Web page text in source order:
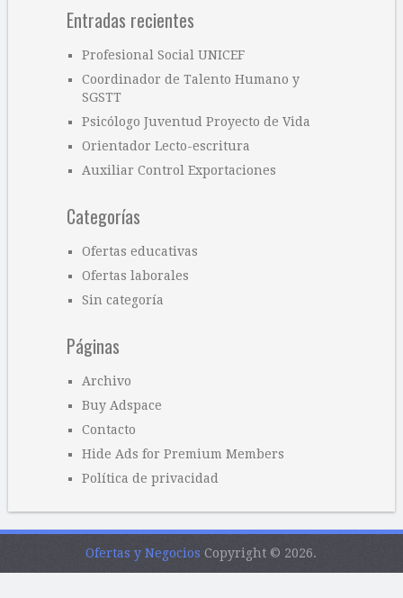
Entradas recientes
Profesional Social UNICEF
Coordinador de Talento Humano y
SGSTT
Psicólogo Juventud Proyecto de Vida
Orientador Lecto-escritura
Auxiliar Control Exportaciones
Categorías
Ofertas educativas
Ofertas laborales
Sin categoría
Páginas
Archivo
Buy Adspace
Contacto
Hide Ads for Premium Members
Política de privacidad
Ofertas y Negocios Copyright © 2026.